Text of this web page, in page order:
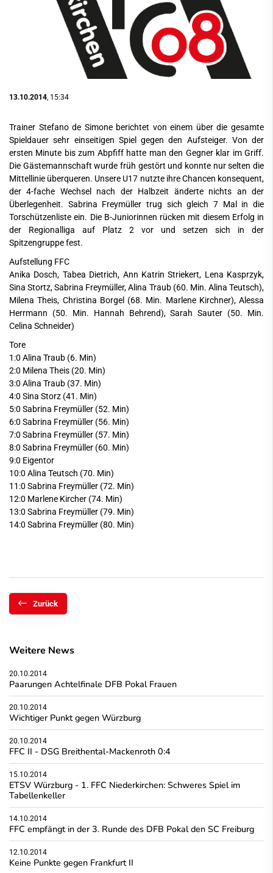
13.10.2014 , 15:34
Trainer Stefano de Simone berichtet von einem über die gesamte
Spieldauer sehr einseitigen Spiel gegen den Aufsteiger. Von der
ersten Minute bis zum Abpfiff hatte man den Gegner klar im Griff.
Die Gästemannschaft wurde früh gestört und konnte nur selten die
Mittellinie überqueren. Unsere U17 nutzte ihre Chancen konsequent,
der 4-fache Wechsel nach der Halbzeit änderte nichts an der
Überlegenheit. Sabrina Freymüller trug sich gleich 7 Mal in die
Torschützenliste ein. Die B-Juniorinnen rücken mit diesem Erfolg in
der Regionalliga auf Platz 2 vor und setzen sich in der
Spitzengruppe fest.
Aufstellung FFC
Anika Dosch, Tabea Dietrich, Ann Katrin Striekert, Lena Kasprzyk,
Sina Stortz, Sabrina Freymüller, Alina Traub (60. Min. Alina Teutsch),
Milena Theis, Christina Borgel (68. Min. Marlene Kirchner), Alessa
Herrmann (50. Min. Hannah Behrend), Sarah Sauter (50. Min.
Celina Schneider)
Tore
1:0 Alina Traub (6. Min)
2:0 Milena Theis (20. Min)
3:0 Alina Traub (37. Min)
4:0 Sina Storz (41. Min)
5:0 Sabrina Freymüller (52. Min)
6:0 Sabrina Freymüller (56. Min)
7:0 Sabrina Freymüller (57. Min)
8:0 Sabrina Freymüller (60. Min)
9:0 Eigentor
10:0 Alina Teutsch (70. Min)
11:0 Sabrina Freymüller (72. Min)
12:0 Marlene Kircher (74. Min)
13:0 Sabrina Freymüller (79. Min)
14:0 Sabrina Freymüller (80. Min)
Zurück
Weitere News
20.10.2014
Paarungen Achtelfinale DFB Pokal Frauen
20.10.2014
Wichtiger Punkt gegen Würzburg
20.10.2014
FFC II - DSG Breithental-Mackenroth 0:4
15.10.2014
ETSV Würzburg - 1. FFC Niederkirchen: Schweres Spiel im
Tabellenkeller
14.10.2014
FFC empfängt in der 3. Runde des DFB Pokal den SC Freiburg
12.10.2014
Keine Punkte gegen Frankfurt II